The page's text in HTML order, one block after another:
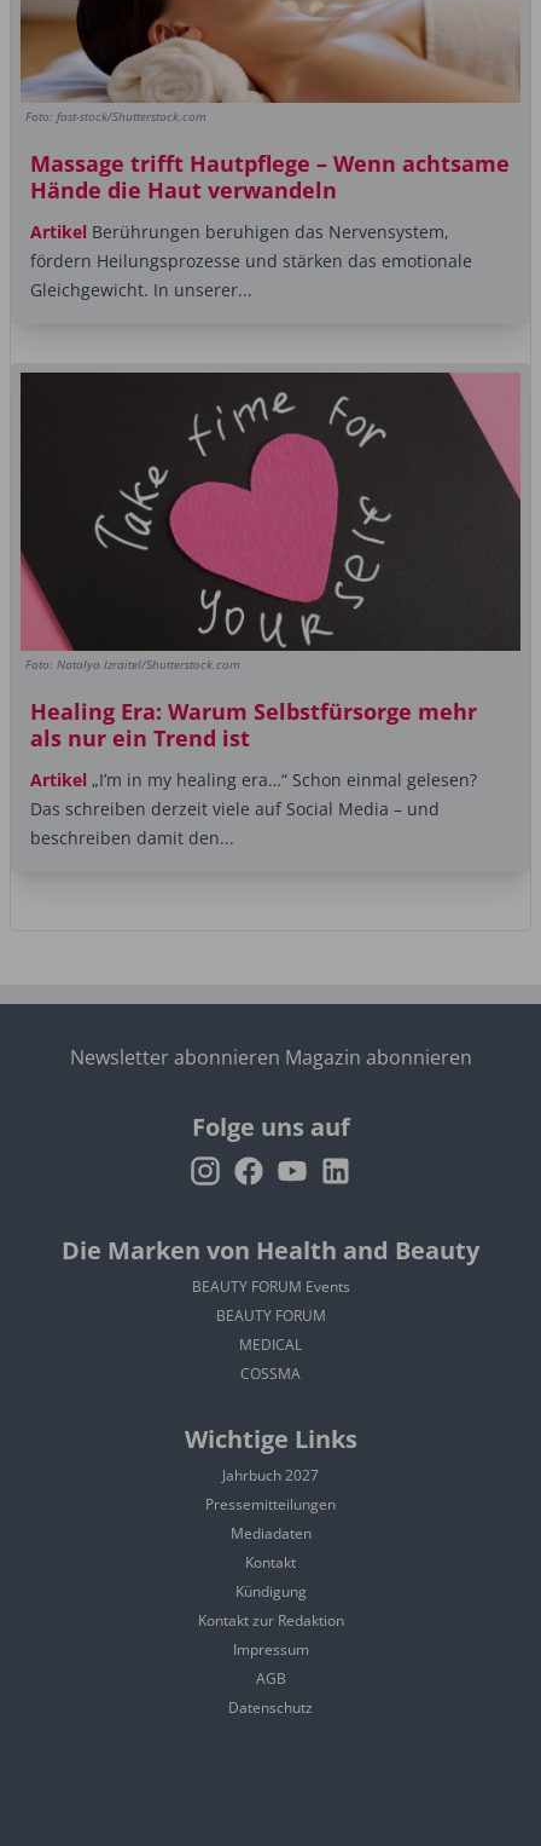
Foto: fast-stock/Shutterstock.com
Massage trifft Hautpflege – Wenn achtsame
Hände die Haut verwandeln
Artikel Berührungen beruhigen das Nervensystem,
fördern Heilungsprozesse und stärken das emotionale
Gleichgewicht. In unserer...
Foto: Natalya Izraitel/Shutterstock.com
Healing Era: Warum Selbstfürsorge mehr
als nur ein Trend ist
Artikel „I’m in my healing era…“ Schon einmal gelesen?
Das schreiben derzeit viele auf Social Media – und
beschreiben damit den...
Newsletter abonnieren Magazin abonnieren
Folge uns auf
Die Marken von Health and Beauty
BEAUTY FORUM Events
BEAUTY FORUM
MEDICAL
COSSMA
Wichtige Links
Jahrbuch 2027
Pressemitteilungen
Mediadaten
Kontakt
Kündigung
Kontakt zur Redaktion
Impressum
AGB
Datenschutz